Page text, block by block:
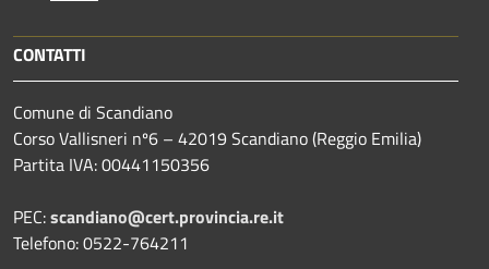
CONTATTI
Comune di Scandiano
Corso Vallisneri nº6 – 42019 Scandiano (Reggio Emilia)
Partita IVA: 00441150356
PEC:scandiano@cert.provincia.re.it
Telefono: 0522-764211